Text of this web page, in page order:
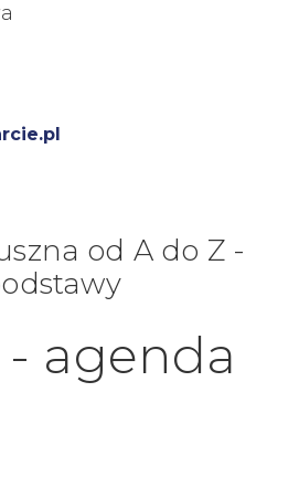
od A do Z -
- agenda